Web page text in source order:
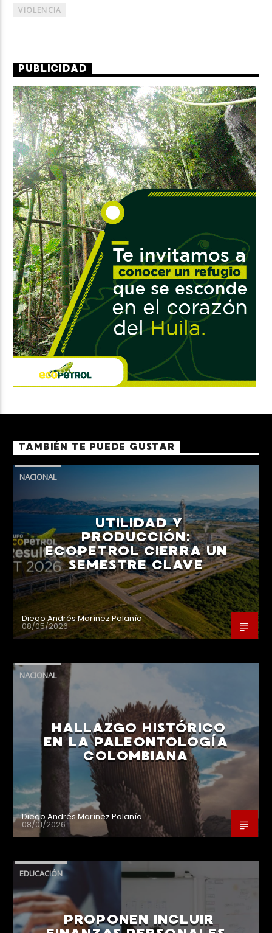
VIOLENCIA
PUBLICIDAD
TAMBIÉN TE PUEDE GUSTAR
NACIONAL
UTILIDAD Y
PRODUCCIÓN:
ECOPETROL CIERRA UN
SEMESTRE CLAVE
Diego Andrés Marínez Polanía
08/05/2026
NACIONAL
HALLAZGO HISTÓRICO
EN LA PALEONTOLOGÍA
COLOMBIANA
Diego Andrés Marínez Polanía
08/01/2026
EDUCACIÓN
PROPONEN INCLUIR